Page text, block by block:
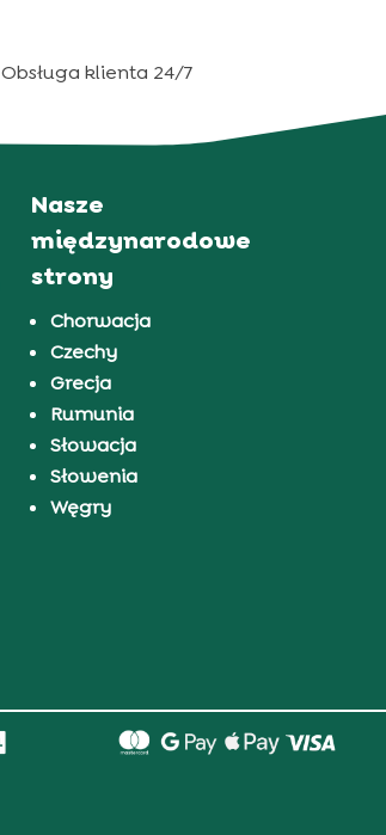
Obsługa klienta 24/7
Nasze
międzynarodowe
strony
Chorwacja
Czechy
Grecja
Rumunia
Słowacja
Słowenia
Węgry